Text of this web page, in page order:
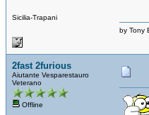
Sicilia-Trapani
by Tony
2fast 2furious
Aiutante Vesparestauro
Veterano
Offline